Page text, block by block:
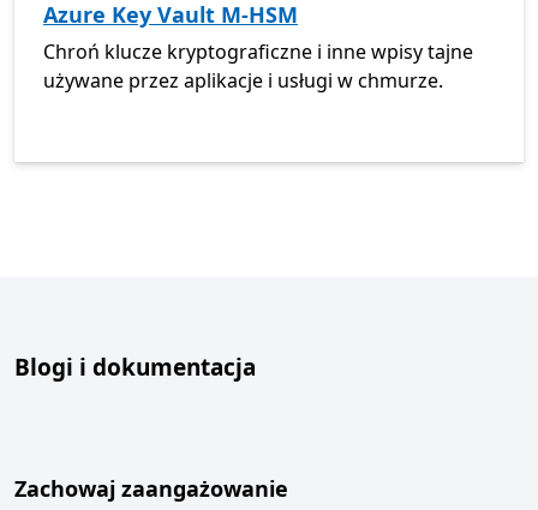
Azure Key Vault M-HSM
Chroń klucze kryptograficzne i inne wpisy tajne
używane przez aplikacje i usługi w chmurze.
Blogi i dokumentacja
Zachowaj zaangażowanie